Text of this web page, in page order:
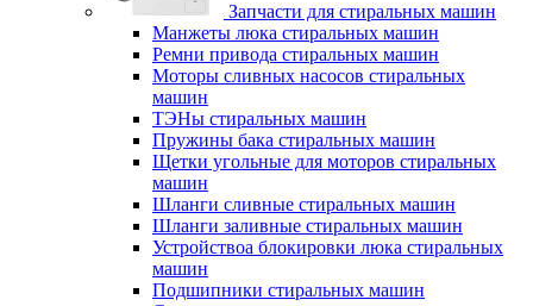
Запчасти для стиральных машин
Манжеты люка стиральных машин
Ремни привода стиральных машин
Моторы сливных насосов стиральных
машин
ТЭНы стиральных машин
Пружины бака стиральных машин
Щетки угольные для моторов стиральных
машин
Шланги сливные стиральных машин
Шланги заливные стиральных машин
Устройствоа блокировки люка стиральных
машин
Подшипники стиральных машин